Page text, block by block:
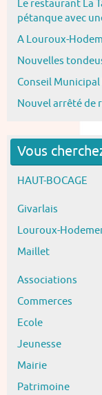
Le restaurant La
pétanque avec
A Louroux-
Nouvelles
Conseil Municipal
Nouvel arrêté de
Vous
HAUT-BOCAGE
Givarlais
Louroux-
Maillet
Associations
Commerces
Ecole
Jeunesse
Mairie
Patrimoine